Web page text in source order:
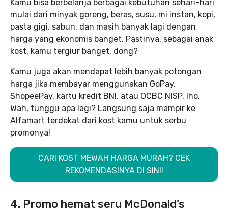
Kamu bisa berbelanja berbagai kebutuhan sehari-hari
mulai dari minyak goreng, beras, susu, mi instan, kopi,
pasta gigi, sabun, dan masih banyak lagi dengan
harga yang ekonomis banget. Pastinya, sebagai anak
kost, kamu tergiur banget, dong?
Kamu juga akan mendapat lebih banyak potongan
harga jika membayar menggunakan GoPay,
ShopeePay, kartu kredit BNI, atau OCBC NISP, lho.
Wah, tunggu apa lagi? Langsung saja mampir ke
Alfamart terdekat dari kost kamu untuk serbu
promonya!
CARI KOST MEWAH HARGA MURAH? CEK
REKOMENDASINYA DI SINI!
4. Promo hemat seru McDonald’s